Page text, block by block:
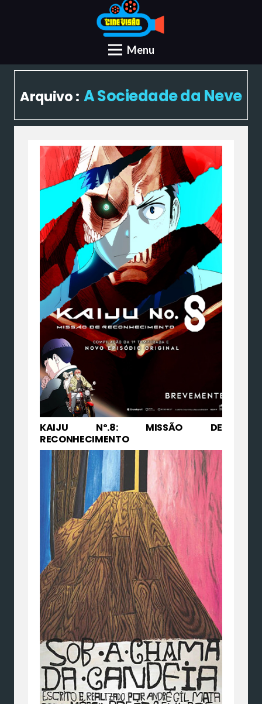
Menu
Arquivo : A Sociedade da Neve
KAIJU Nº.8: MISSÃO DE
RECONHECIMENTO